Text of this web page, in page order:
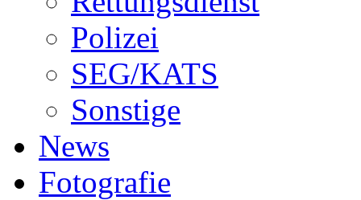
Polizei
SEG/KATS
Sonstige
News
Fotografie